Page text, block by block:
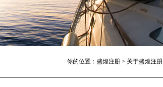
你的位置： 盛煌注册 > 关于盛煌注册